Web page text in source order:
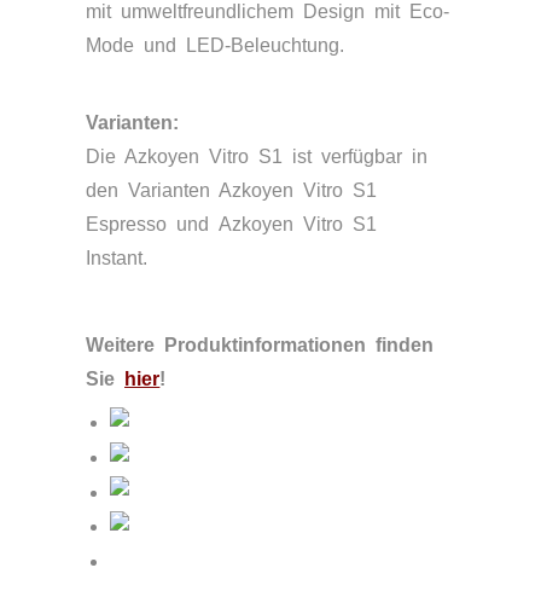
mit umweltfreundlichem Design mit Eco-
Mode und LED-Beleuchtung.
Varianten:
Die Azkoyen Vitro S1 ist verfügbar in
den Varianten Azkoyen Vitro S1
Espresso und Azkoyen Vitro S1
Instant.
Weitere Produktinformationen finden
Sie
hier!